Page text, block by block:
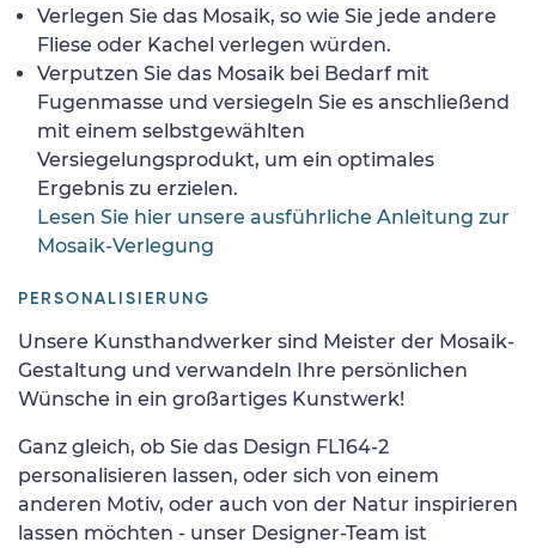
Verlegen Sie das Mosaik, so wie Sie jede andere
Fliese oder Kachel verlegen würden.
Verputzen Sie das Mosaik bei Bedarf mit
Fugenmasse und versiegeln Sie es anschließend
mit einem selbstgewählten
Versiegelungsprodukt, um ein optimales
Ergebnis zu erzielen.
Lesen Sie hier unsere ausführliche Anleitung zur
Mosaik-Verlegung
PERSONALISIERUNG
Unsere Kunsthandwerker sind Meister der Mosaik-
Gestaltung und verwandeln Ihre persönlichen
Wünsche in ein großartiges Kunstwerk!
Ganz gleich, ob Sie das Design FL164-2
personalisieren lassen, oder sich von einem
anderen Motiv, oder auch von der Natur inspirieren
lassen möchten - unser Designer-Team ist